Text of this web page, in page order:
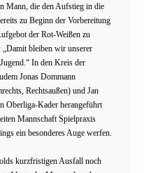
Mann, die den Aufstieg in die
zu Beginn der Vorbereitung
der Rot-Weißen zu
bleiben wir unserer
In den Kreis der
Jonas Dommann
Rechtsaußen) und Jan
Oberliga-Kader herangeführt
Mannschaft Spielpraxis
ein besonderes Auge werfen.
kurzfristigen Ausfall noch